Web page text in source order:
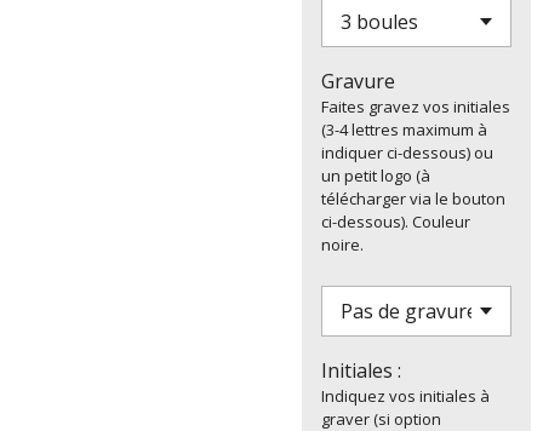
Gravure
Faites gravez vos initiales
(3-4 lettres maximum à
indiquer ci-dessous) ou
un petit logo (à
télécharger via le bouton
ci-dessous). Couleur
noire.
Initiales :
Indiquez vos initiales à
graver (si option